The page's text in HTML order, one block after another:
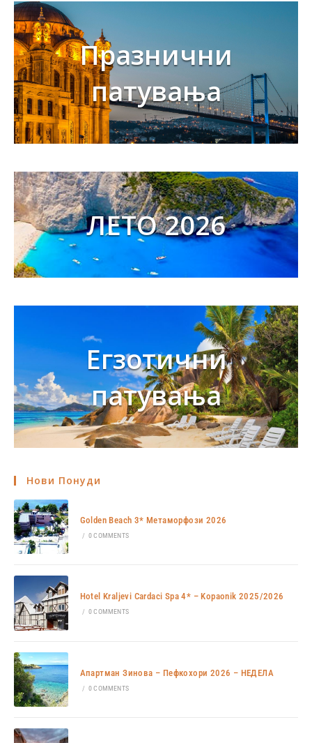
Празнични
патувања
ЛЕТО 2026
Егзотични
патувања
Нови Понуди
Golden Beach 3* Метаморфози 2026
/ 0 COMMENTS
Hotel Kraljevi Cardaci Spa 4* – Kopaonik 2025/2026
/ 0 COMMENTS
Апартман Зинова – Пефкохори 2026 – НЕДЕЛА
/ 0 COMMENTS